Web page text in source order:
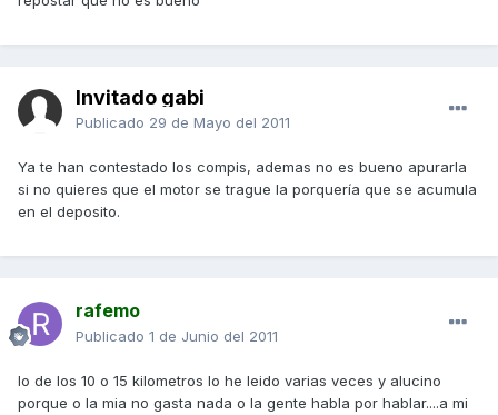
Invitado gabi
Publicado 29 de Mayo del 2011
Ya te han contestado los compis, ademas no es bueno apurarla
si no quieres que el motor se trague la porquería que se acumula
en el deposito.
rafemo
Publicado 1 de Junio del 2011
lo de los 10 o 15 kilometros lo he leido varias veces y alucino
porque o la mia no gasta nada o la gente habla por hablar....a mi